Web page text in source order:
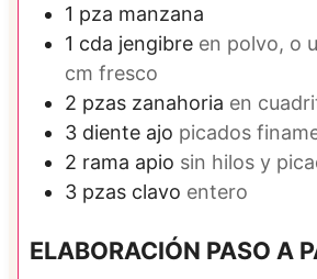
1 pza manzana
1 cda jengibre en polvo, o
cm fresco
2 pzas zanahoria en
3 diente ajo picados
2 rama apio sin hilos y
3 pzas clavo entero
ELABORACIÓN PASO A